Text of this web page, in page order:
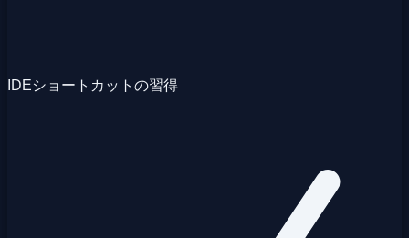
IDEショートカットの習得